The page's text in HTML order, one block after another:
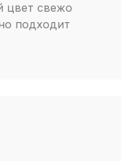
цвет свежо
подходит